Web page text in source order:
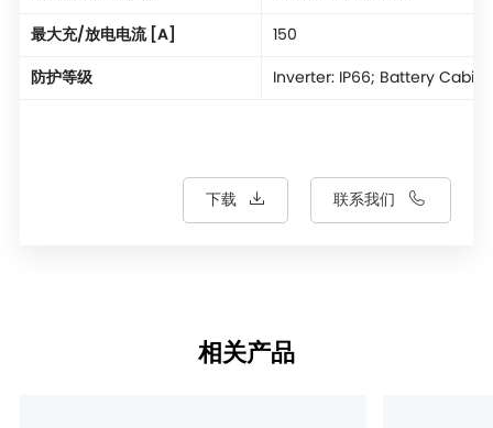
最大充/放电电流 [A] 150
防护等级 Inverter: IP66; Battery
下载 联系我们
相关产品